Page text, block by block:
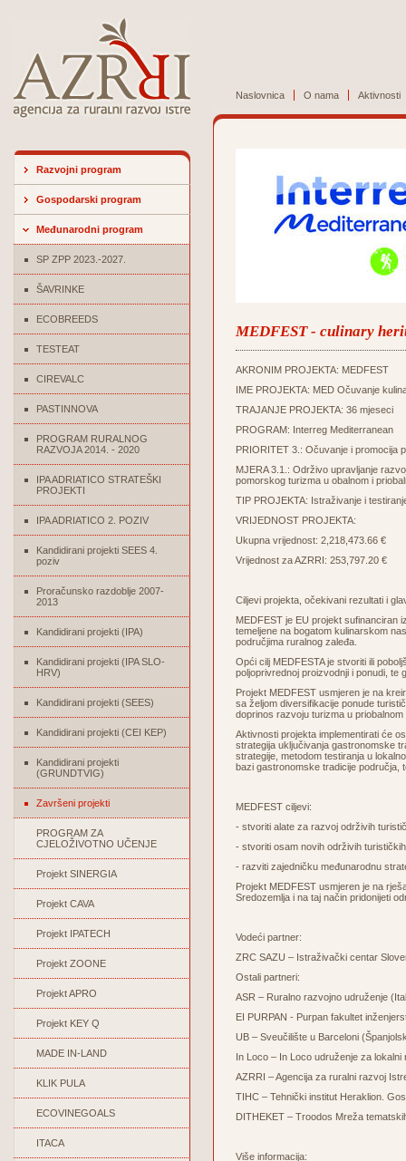
Naslovnica O nama Aktivnosti
Razvojni program
Gospodarski program
Međunarodni program
SP ZPP 2023.-2027.
ŠAVRINKE
ECOBREEDS
TESTEAT
CIREVALC
PASTINNOVA
PROGRAM RURALNOG
RAZVOJA 2014. - 2020
IPA ADRIATICO STRATEŠKI
PROJEKTI
IPA ADRIATICO 2. POZIV
Kandidirani projekti SEES 4.
poziv
Proračunsko razdoblje 2007-
2013
Kandidirani projekti (IPA)
Kandidirani projekti (IPA SLO-
HRV)
Kandidirani projekti (SEES)
Kandidirani projekti (CEI KEP)
Kandidirani projekti
(GRUNDTVIG)
Završeni projekti
PROGRAM ZA
CJELOŽIVOTNO UČENJE
Projekt SINERGIA
Projekt CAVA
Projekt IPATECH
Projekt ZOONE
Projekt APRO
Projekt KEY Q
MADE IN-LAND
KLIK PULA
ECOVINEGOALS
ITACA
MEDFEST - culinary
AKRONIM PROJEKTA: MEDFEST
IME PROJEKTA: MED Očuvanje
TRAJANJE PROJEKTA: 36 mjeseci
PROGRAM: Interreg Mediterranean
PRIORITET 3.: Očuvanje i promocija
MJERA 3.1.: Održivo upravljanje
pomorskog turizma u obalnom i
TIP PROJEKTA: Istraživanje i
VRIJEDNOST PROJEKTA:
Ukupna vrijednost: 2,218,473.66 €
Vrijednost za AZRRI: 253,797.20 €
Ciljevi projekta, očekivani rezultati i
MEDFEST je EU projekt sufinanciran
temeljene na bogatom kulinarskom
područjima ruralnog zaleđa.
Opći cilj MEDFESTA je stvoriti ili
poljoprivrednoj proizvodnji i ponudi, te
Projekt MEDFEST usmjeren je na
sa željom diversifikacije ponude
doprinos razvoju turizma u
Aktivnosti projekta implementirati će
strategija uključivanja gastronomske
strategije, metodom testiranja u
bazi gastronomske tradicije područja,
MEDFEST ciljevi:
- stvoriti alate za razvoj održivih
- stvoriti osam novih održivih
- razviti zajedničku međunarodnu
Projekt MEDFEST usmjeren je na
Sredozemlja i na taj način pridonijeti
Vodeći partner:
ZRC SAZU – Istraživački centar
Ostali partneri:
ASR – Ruralno razvojno udruženje
EI PURPAN - Purpan fakultet
UB – Sveučilište u Barceloni
In Loco – In Loco udruženje za
AZRRI – Agencija za ruralni razvoj
TIHC – Tehnički institut Heraklion.
DITHEKET – Troodos Mreža
Više informacija: